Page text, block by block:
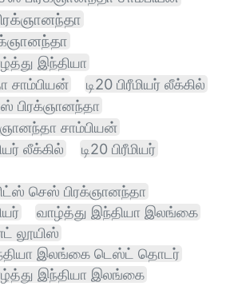
இந்தியா
சாம்பியன்
டி20 பிரீமியர் லீக்கில்
பிரக்ஞானந்தா
சாம்பியன்
லீக்கில்
டி20 பிரீமியர்
செஸ் பிரக்ஞானந்தா
வாழ்த்து இந்தியா இலங்கை
லூயிஸ்
இலங்கை டெஸ்ட் தொடர்
இந்தியா இலங்கை